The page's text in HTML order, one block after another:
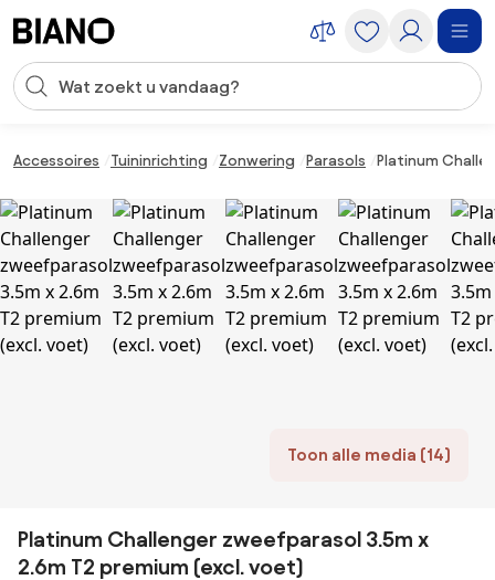
Zoekopdracht invoeren
Accessoires Tuininrichting Zonwering Parasols Platinum
Toon alle media (14)
Platinum Challenger zweefparasol 3.5m x
2.6m T2 premium (excl. voet)